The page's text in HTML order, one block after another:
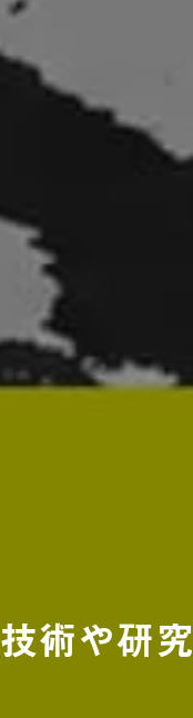
技術や研究